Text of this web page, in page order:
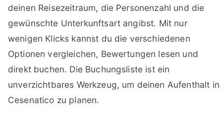
deinen Reisezeitraum, die Personenzahl und die
gewünschte Unterkunftsart angibst. Mit nur
wenigen Klicks kannst du die verschiedenen
Optionen vergleichen, Bewertungen lesen und
direkt buchen. Die Buchungsliste ist ein
unverzichtbares Werkzeug, um deinen Aufenthalt in
Cesenatico zu planen.